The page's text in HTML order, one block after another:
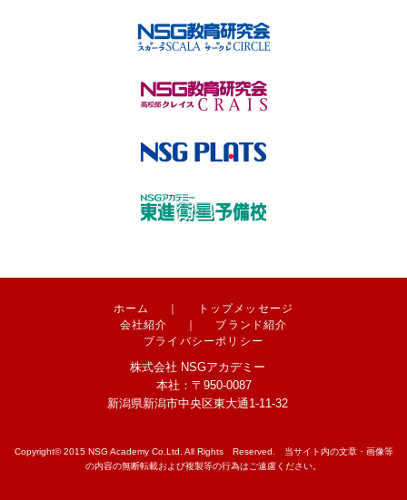
ホーム ｜
トップメッセージ
会社紹介
｜
ブランド紹介
プライバシーポリシー
株式会社 NSGアカデミー
本社：〒950-0087
新潟県新潟市中央区東大通1-11-32
Copyright© 2015 NSG Academy Co.Ltd. All Rights Reserved. 当サイト内の文章・画像等
の内容の無断転載および複製等の行為はご遠慮ください。